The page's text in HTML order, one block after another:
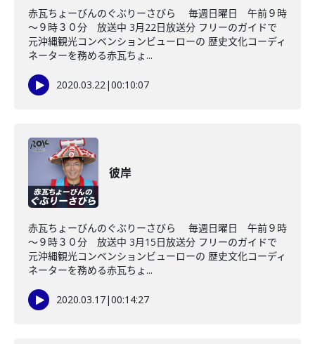
赤瓦ちょーびんのぐぶりーさびら 毎週日曜日 午前９時
～９時３０分 放送中 3月22日放送分 フリーのガイドで
元沖縄観光コンベンションビューローの 歴史文化コーディ
ネーターを務める赤瓦ちょ...
2020.03.22|00:10:07
彼岸
赤瓦ちょーびんのぐぶりーさびら 毎週日曜日 午前９時
～９時３０分 放送中 3月15日放送分 フリーのガイドで
元沖縄観光コンベンションビューローの 歴史文化コーディ
ネーターを務める赤瓦ちょ...
2020.03.17|00:14:27